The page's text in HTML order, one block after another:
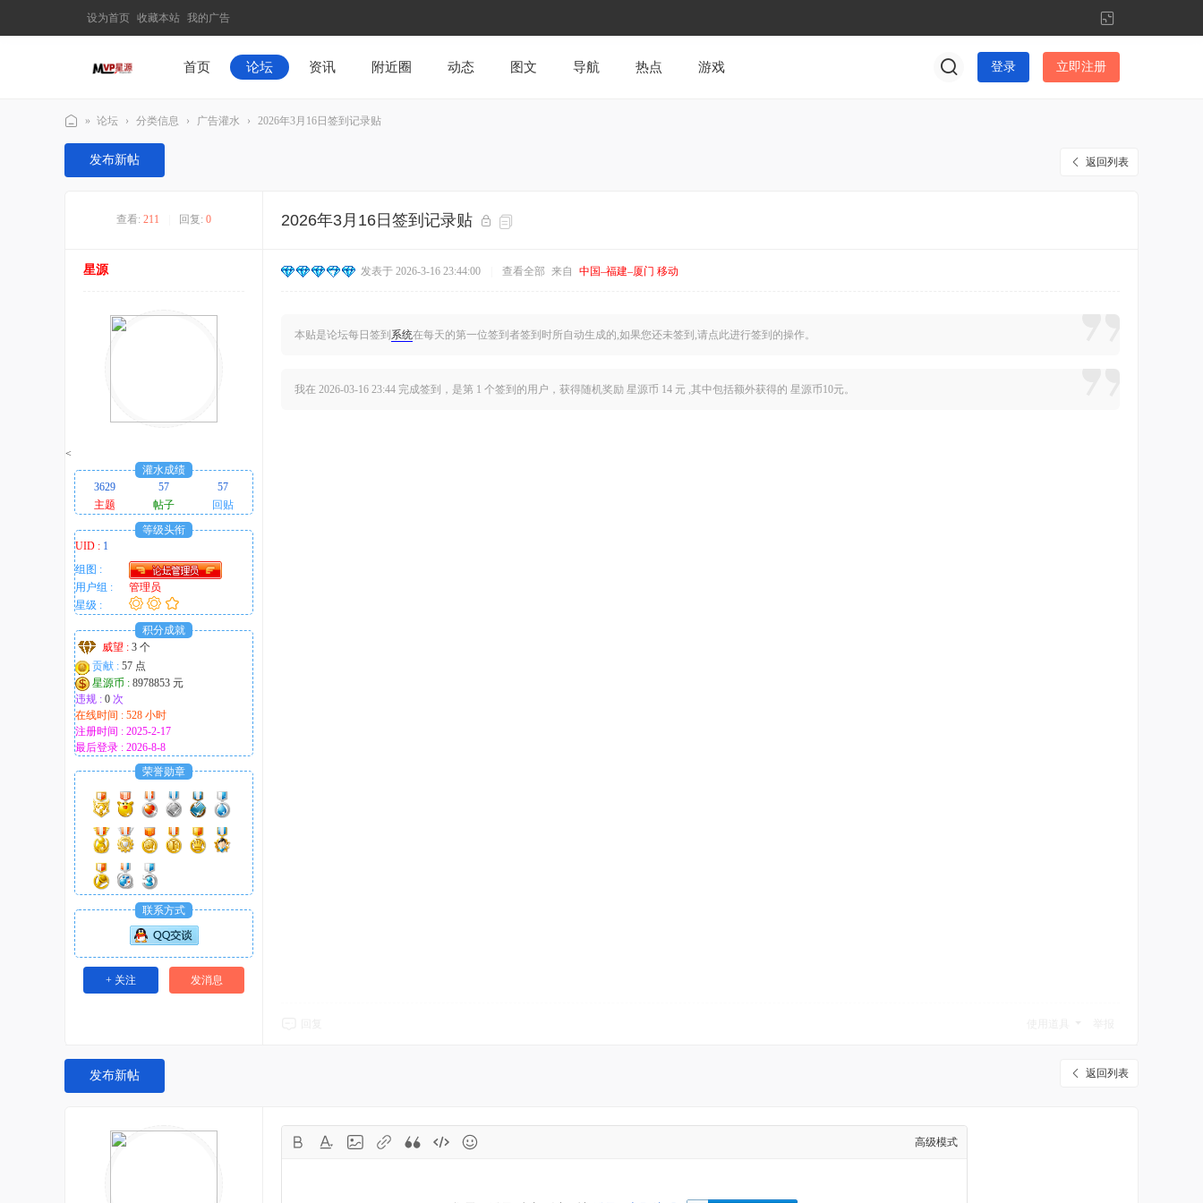
设为首页 收藏本站 我的广告
切
换
到
窄
首页 论坛 资讯 附近圈 动态 图文 导航 热点 游戏 登录 立即注册
M
！
» 论坛 › 分类信息 › 广告灌水 › 2026年3月16日签到记录贴
返回列表
发布新帖
查看: 211 回复: 0 2026年3月16日签到记录贴
星源
<
灌水成绩
3629
57
57
主题
帖子
回贴
等级头衔
UID : 1
组图 :
用户组 :
管理员
星级 :
积分成就
威望 : 3 个
贡献 : 57 点
星源币 : 8978853 元
违规 : 0 次
在线时间 : 528 小时
注册时间 : 2025-2-17
最后登录 : 2026-8-8
荣誉勋章
联系方式
+ 关注 发消息
发表于 2026-3-16 23:44:00 查看全部 来自 中国–福建–厦门 移动
本贴是论坛每日签到 系统在每天的第一位签到者签到时所自动生成的,如果您还未签到,请点此进行签到的操作。
我在 2026-03-16 23:44 完成签到，是第 1 个签到的用户 ，获得随机奖励 星源币 14 元 ,其中包括额外获得的 星源币10元。
返回列表
发布新帖
高级模式